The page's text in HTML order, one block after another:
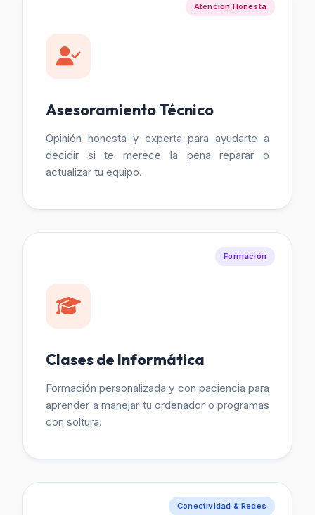
Atención Honesta
Asesoramiento Técnico
Opinión honesta y experta para ayudarte a
decidir si te merece la pena reparar o
actualizar tu equipo.
Formación
Clases de Informática
Formación personalizada y con paciencia para
aprender a manejar tu ordenador o programas
con soltura.
Conectividad & Redes